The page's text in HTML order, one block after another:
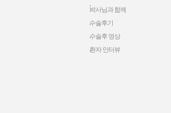
박사님과 함께
수술후기
수술후 영상
환자 인터뷰